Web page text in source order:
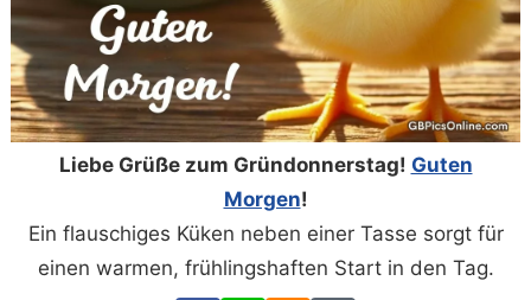
Liebe Grüße zum Gründonnerstag! Guten
Morgen!
Ein flauschiges Küken neben einer Tasse sorgt für
einen warmen, frühlingshaften Start in den Tag.